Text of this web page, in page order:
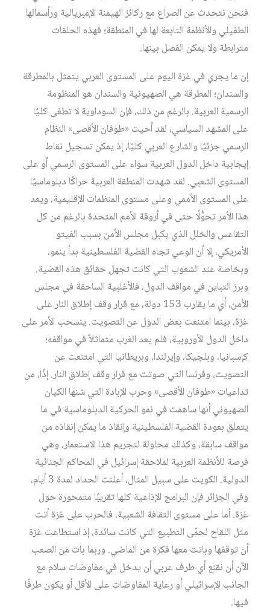
فنحن نتحدث عن الصراع مع ركائز الهيمنة الإمبريالية ورأسمالها
الطفيلي والأنظمة التابعة لها في المنطقة؛ فهذه الحلقات
مترابطة ولا يمكن الفصل بينها.
إن ما يجري في غزة اليوم على المستوى العربي يتمثل بالمطرقة
والسندان؛ المطرقة هي الصهيونية والسندان هو المنظومة
الرسمية العربية. بالرغم من ذلك، فإن السوداوية لا تطغى كليًا
على المشهد السياسي، لقد أحيت «طوفان الأقصى» النظام
الرسمي جزئيًا والشارع العربي كليًا، إذ يمكن تسجيل نقاط
إيجابية داخل الدول العربية سواء على المستوى الرسمي أو على
المستوى الشعبي. لقد شهدت المنطقة العربية حراكًا دبلوماسيًا
على المستوى الأممي وعلى مستوى المنظمات الإقليمية، ويعد
هذا الأمر تحوُّلًا حتى في أروقة الأمم المتحدة بالرغم من كل
التقاعس والخلل الذي يكبل مجلس الأمن بسبب الفيتو
الأمريكي، إلا أن الوعي تجاه القضية الفلسطينية بدأ ينمو،
وبخاصة عند الشعوب التي كانت تجهل حقائق هذه القضية.
وبرز التباين في مواقف الدول، فالأغلبية الساحقة في مجلس
الأمن، أي ما يقارب 153 دولة، مع قرار وقف إطلاق النار على
غزة، بينما امتنعت بعض الدول عن التصويت. ينسحب الأمر على
داخل الدول الأوروبية، فلم يعد الغرب متماثلاً في مواقفه؛
كإسبانيا، وبلجيكا، وإيرلندا، وبريطانيا التي امتنعت عن
التصويت، وفرنسا التي صوتت مع قرار وقف إطلاق النار. إذًا، من
تداعيات «طوفان الأقصى» وحرب الإبادة التي شنها الكيان
الصهيوني أنها ساهمت في نمو الحركية الدبلوماسية في ما
يتعلق بعودة القضية الفلسطينية وإنقاذ ما يمكن إنقاذه من
مواقف سابقة، وكذلك محاولة لتجريم هذا الاستعمار، وهي
فرصة للأنظمة العربية لملاحقة إسرائيل في المحاكم الجنائية
الدولية. الكويت على سبيل المثال، أعلنت الحداد لمدة 3 أيام،
وفي الجزائر فإن البرامج الإذاعية كلها تقريبًا متمحورة حول
غزة. أما على مستوى الثقافة الشعبية، فالحرب على غزة أتت
مثل اللقاح لحمّى التطبيع التي كانت سائدة، إذ استطاعت غزة
أن توقفها وباتت معها فكرة من الماضي. وربما بات من الصعب
الآن أن نقنع أي طرف عربي أن يدخل في مفاوضات سلام مع
الجانب الإسرائيلي أو رعاية المفاوضات على الأقل أو يكون طرفًا
فيها.